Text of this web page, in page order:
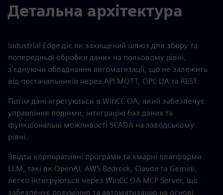
Детальна архітектура
Industrial Edge діє як захищений шлюз для збору та
попередньої обробки даних на польовому рівні,
з'єднуючи обладнання автоматизації, що не залежить
від постачальників через API MQTT, OPC UA та REST.
Потім дані агрегуються в WinCC OA, який забезпечує
управління подіями, інтеграцію баз даних та
функціональні можливості SCADA на заводському
рівні.
Звідти корпоративні програми та хмарні платформи
LLM, такі як OpenAI, AWS Bedrock, Claude та Gemini,
легко інтегруються через WinCC OA MCP Server, що
забезпечує розуміння та автоматизацію на основі